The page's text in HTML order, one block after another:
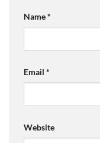
Name*
Email *
Website